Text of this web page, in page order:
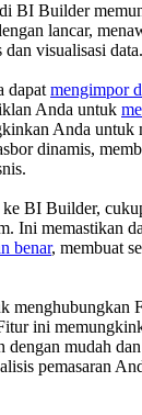
BI Builder
lancar,
visualisasi data.
dapatmengimpor
Anda untuk
Anda untuk
dinamis,
BI Builder,
Ini memastikan
benar, membuat
menghubungkan
ini
dengan mudah dan
pemasaran